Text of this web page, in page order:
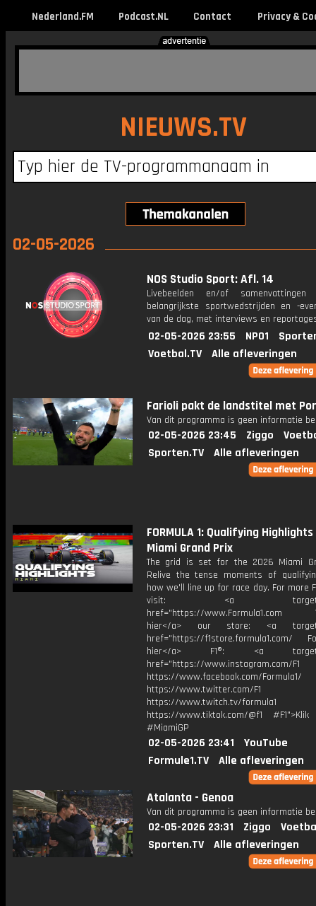
Nederland.FM Podcast.NL Contact Privacy &
NIEUWS.TV
02-05-2026
NOS Studio Sport: Afl. 14
Livebeelden en/of
belangrijkste sportwedstrijden en -
van de dag, met interviews en
02-05-2026 23:55 NPO1
Voetbal.TV
Alle afleveringen
Farioli pakt de landstitel met
Van dit programma is geen informatie
02-05-2026 23:45 Ziggo
Sporten.TV
Alle afleveringen
FORMULA 1: Qualifying
Miami Grand Prix
The grid is set for the 2026 Miami
Relive the tense moments of
how we'll line up for race day. For more
visit: <a
href="https://www.Formula1.com
hier</a> our store: <a
href="https://f1store.formula1.com/
hier</a> F1®: <a
href="https://www.instagram.com/F1
https://www.facebook.com/Formula1/
https://www.twitter.com/F1
https://www.twitch.tv/formula1
https://www.tiktok.com/@f1
#MiamiGP
02-05-2026 23:41
YouTube
Formule1.TV
Alle afleveringen
Atalanta - Genoa
Van dit programma is geen informatie
02-05-2026 23:31 Ziggo
Sporten.TV
Alle afleveringen